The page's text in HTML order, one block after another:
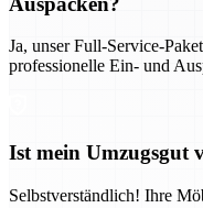
Ja, unser Full-Service-
professionelle Ein- und
Ist mein Umzugsgut
Selbstverständlich! Ihre